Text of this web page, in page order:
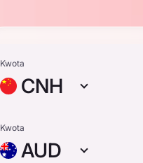
Kwota
CNH
Kwota
AUD